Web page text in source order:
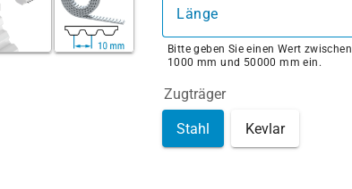
Länge
Bitte geben Sie einen Wert zwischen
1000 mm und 50000 mm ein.
Zugträger
Stahl Kevlar